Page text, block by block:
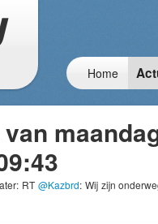
Home
RT @Kazbrd: Wij zijn